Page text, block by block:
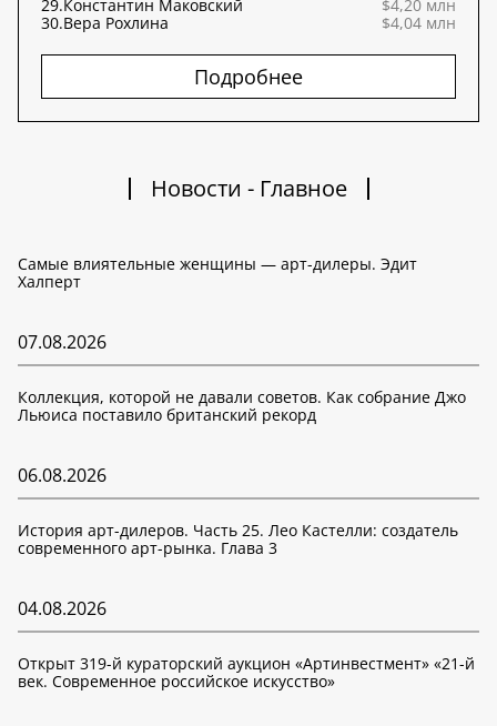
29.Константин Маковский
$4,20 млн
30.Вера Рохлина $4,04 млн
Подробнее
Новости - Главное
Самые влиятельные женщины — арт-дилеры. Эдит
Халперт
07.08.2026
Коллекция, которой не давали советов. Как собрание Джо
Льюиса поставило британский рекорд
06.08.2026
История арт-дилеров. Часть 25. Лео Кастелли: создатель
современного арт-рынка. Глава 3
04.08.2026
Открыт 319-й кураторский аукцион «Артинвестмент» «21-й
век. Современное российское искусство»